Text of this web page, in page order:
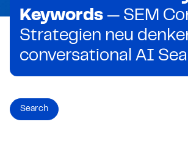
Keywords — SEM
Strategien neu
conversational AI
Search